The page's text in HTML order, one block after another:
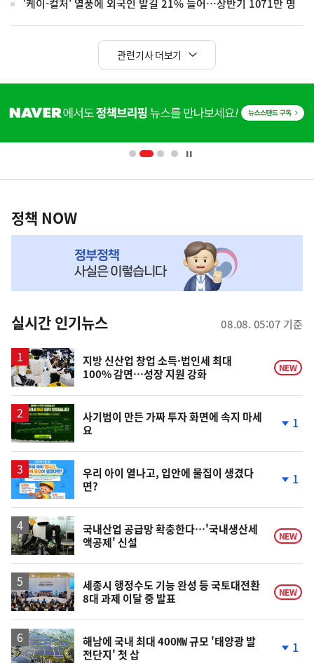
'케이-컬처' 열풍에 외국인 발길 21% 늘어…상반기 1071만 명
관련기사 더보기
단
배
영
책
NOW,
뉴
스
정책 NOW
실시간 인기뉴스 08.08. 05:07 기준
지방 신산업 창업 소득·법인세 최대
100% 감면…성장 지원 강화
NEW
사기범이 만든 가짜 투자 화면에 속지 마세
요
1
우리 아이 열나고, 입안에 물집이 생겼다
면?
락
1
국내산업 공급망 확충한다…'국내생산세
액공제' 신설
NEW
세종시 행정수도 기능 완성 등 국토대전환
8대 과제 이달 중 발표
NEW
해남에 국내 최대 400㎿ 규모 '태양광 발
전단지' 첫 삽
1